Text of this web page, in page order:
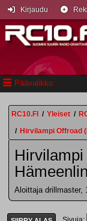
Päävalikko
Kirjaudu
RC10.FI / Yleiset /
/ Hirvilampi Offroad
Aloittaja drillmaster,